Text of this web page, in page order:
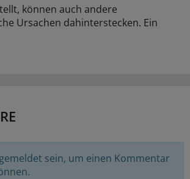
können auch andere
Ursachen dahinterstecken. Ein
sein, um einen Kommentar